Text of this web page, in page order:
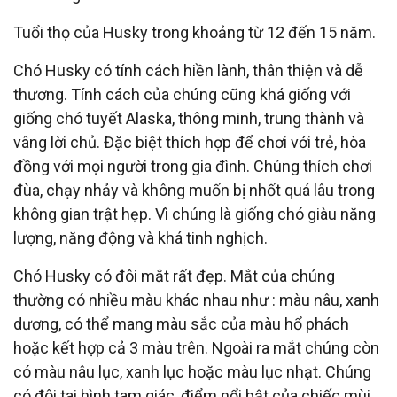
Tuổi thọ của Husky trong khoảng từ 12 đến 15 năm.
Chó Husky có tính cách hiền lành, thân thiện và dễ
thương. Tính cách của chúng cũng khá giống với
giống chó tuyết Alaska, thông minh, trung thành và
vâng lời chủ. Đặc biệt thích hợp để chơi với trẻ, hòa
đồng với mọi người trong gia đình. Chúng thích chơi
đùa, chạy nhảy và không muốn bị nhốt quá lâu trong
không gian trật hẹp. Vì chúng là giống chó giàu năng
lượng, năng động và khá tinh nghịch.
Chó Husky có đôi mắt rất đẹp. Mắt của chúng
thường có nhiều màu khác nhau như : màu nâu, xanh
dương, có thể mang màu sắc của màu hổ phách
hoặc kết hợp cả 3 màu trên. Ngoài ra mắt chúng còn
có màu nâu lục, xanh lục hoặc màu lục nhạt. Chúng